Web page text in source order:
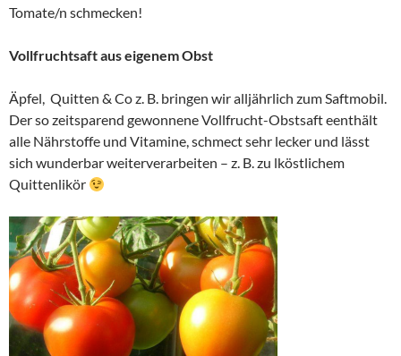
Tomate/n schmecken!
Vollfruchtsaft aus eigenem Obst
Äpfel, Quitten & Co z. B. bringen wir alljährlich zum Saftmobil.
Der so zeitsparend gewonnene Vollfrucht-Obstsaft eenthält
alle Nährstoffe und Vitamine, schmect sehr lecker und lässt
sich wunderbar weiterverarbeiten – z. B. zu lköstlichem
Quittenlikör